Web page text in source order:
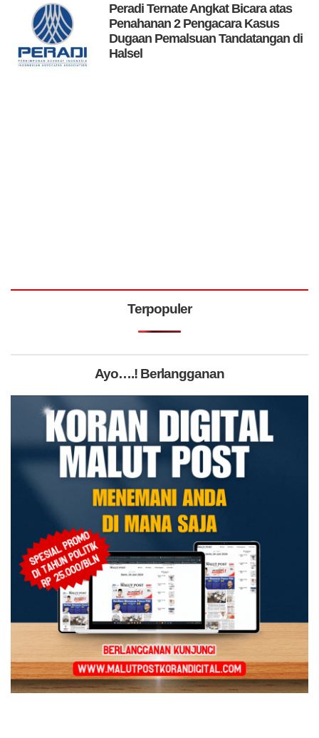
Peradi Ternate Angkat Bicara atas
Penahanan 2 Pengacara Kasus
Dugaan Pemalsuan Tandatangan di
Halsel
Terpopuler
Ayo….! Berlangganan